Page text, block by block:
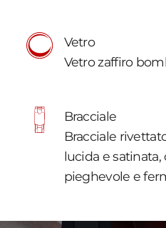
Vetro
Vetro zaffiro
Bracciale
Bracciale
lucida e
pieghevole e